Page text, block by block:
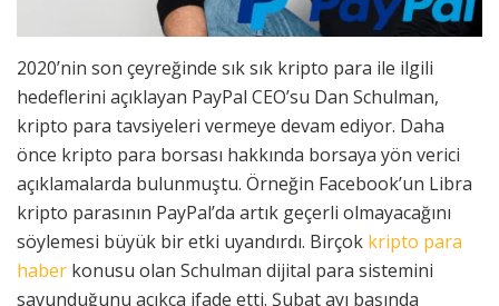
2020’nin son çeyreğinde sık sık kripto para ile ilgili
hedeflerini açıklayan PayPal CEO’su Dan Schulman,
kripto para tavsiyeleri vermeye devam ediyor. Daha
önce kripto para borsası hakkında borsaya yön verici
açıklamalarda bulunmuştu. Örneğin Facebook’un Libra
kripto parasının PayPal’da artık geçerli olmayacağını
söylemesi büyük bir etki uyandırdı. Birçok kripto para
haber konusu olan Schulman dijital para sistemini
savunduğunu açıkça ifade etti. Şubat ayı başında